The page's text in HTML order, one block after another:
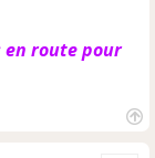
en route pour